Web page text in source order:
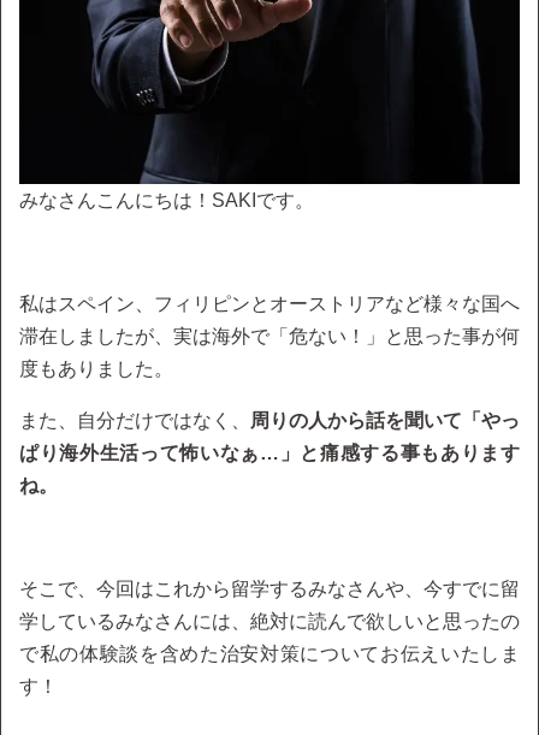
みなさんこんにちは！SAKIです。
私はスペイン、フィリピンとオーストリアなど様々な国へ
滞在しましたが、実は海外で「危ない！」と思った事が何
度もありました。
また、自分だけではなく、
周りの人から話を聞いて「やっ
ぱり海外生活って怖いなぁ…」と痛感する事もあります
ね。
そこで、今回はこれから留学するみなさんや、今すでに留
学しているみなさんには、絶対に読んで欲しいと思ったの
で私の体験談を含めた治安対策についてお伝えいたしま
す！